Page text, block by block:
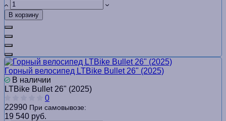
В корзину
Горный велосипед LTBike Bullet 26" (2025)
В наличии
LTBike Bullet 26" (2025)
0
22990 При самовывозе:
19 540 руб.